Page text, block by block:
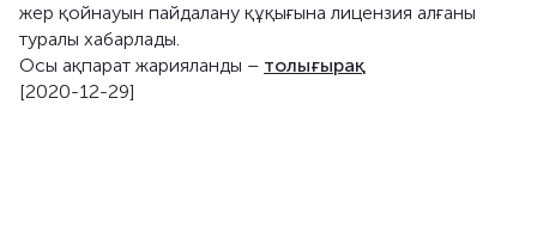
жер қойнауын пайдалану құқығына лицензия алғаны
туралы хабарлады.
Осы ақпарат жарияланды – толығырақ
[2020-12-29]